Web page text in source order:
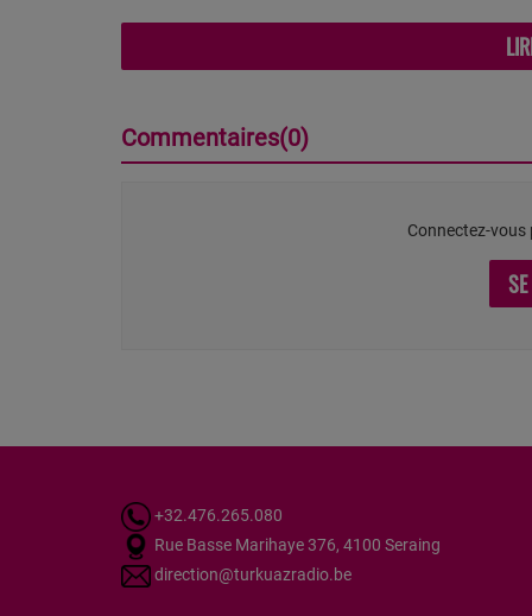
Commentaires(0)
Connectez-
+32.476.265.080
Rue Basse Marihaye 376, 4100 Seraing
direction@turkuazradio.be